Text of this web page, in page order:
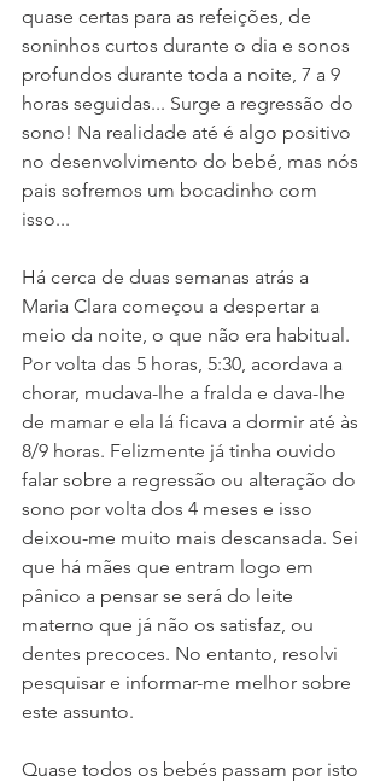
quase certas para as refeições, de
soninhos curtos durante o dia e sonos
profundos durante toda a noite, 7 a 9
horas seguidas... Surge a regressão do
sono! Na realidade até é algo positivo
no desenvolvimento do bebé, mas nós
pais sofremos um bocadinho com
isso...
Há cerca de duas semanas atrás a
Maria Clara começou a despertar a
meio da noite, o que não era habitual.
Por volta das 5 horas, 5:30, acordava a
chorar, mudava-lhe a fralda e dava-lhe
de mamar e ela lá ficava a dormir até às
8/9 horas. Felizmente já tinha ouvido
falar sobre a regressão ou alteração do
sono por volta dos 4 meses e isso
deixou-me muito mais descansada. Sei
que há mães que entram logo em
pânico a pensar se será do leite
materno que já não os satisfaz, ou
dentes precoces. No entanto, resolvi
pesquisar e informar-me melhor sobre
este assunto.
Quase todos os bebés passam por isto